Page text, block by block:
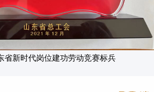
省新时代岗位建功劳动竞赛标兵